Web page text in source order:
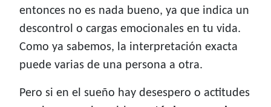
entonces no es nada bueno, ya que indica un
descontrol o cargas emocionales en tu vida.
Como ya sabemos, la interpretación exacta
puede varias de una persona a otra.
Pero si en el sueño hay desespero o actitudes